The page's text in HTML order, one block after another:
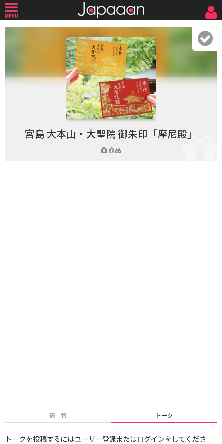
宮島 大本山・大聖院 御朱印「摩尼殿」
商品
情 報 トーク
トークを投稿するにはユーザー登録またはログインをしてくださ